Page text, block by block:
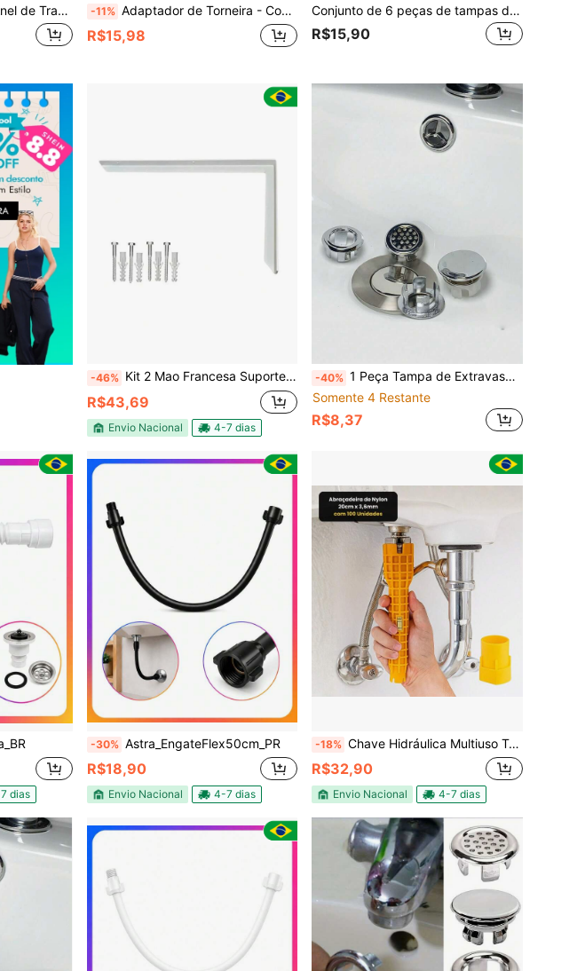
de Pia, Anel de Transbordamento de Pia de Plástico e Aço Inoxidável -11% Adaptador de Torneira - Conector de Mangueira de Jardim de Conexão Rápida Revestido de Latão Amarelo e Preto, Rosca Interna Padrão (Plástico/Metal/Liga de Cobre), Acoplamento Rápido de Mangueira de Jardim, Conexão de Água de Jardim, Conector Rosqueado Padrão, Conexão de Liga Metálica Durável, Ferramenta de Água para Uso Externo
R$15,98
Conjunto de 6 peças de tampas de plástico para ladrão de pia de banheiro, tampas para ralo de banheira, plugues circulares, acessórios para banheiro e cozinha.
R$15,90
-46% Kit 2 Mao Francesa Suporte Pia Super Reforcado com Buchas e Parafusos
R$43,69
Envio Nacional 4-7 dias
-40% 1 Peça Tampa de Extravasamento de Furo de Pia em ABS para Pia de Cozinha e Banheiro, Tampa de Dreno de Banheira, Anel de Extravasamento Redondo com Tampão para Pia
Somente 4 Restante
R$8,37
dias
-30% Astra_EngateFlex50cm_PR
R$18,90
Envio Nacional 4-7 dias
-18% Chave Hidráulica Multiuso Torneira Prática Versátil 5 Peças Cor Amarela
R$32,90
Envio Nacional 4-7 dias